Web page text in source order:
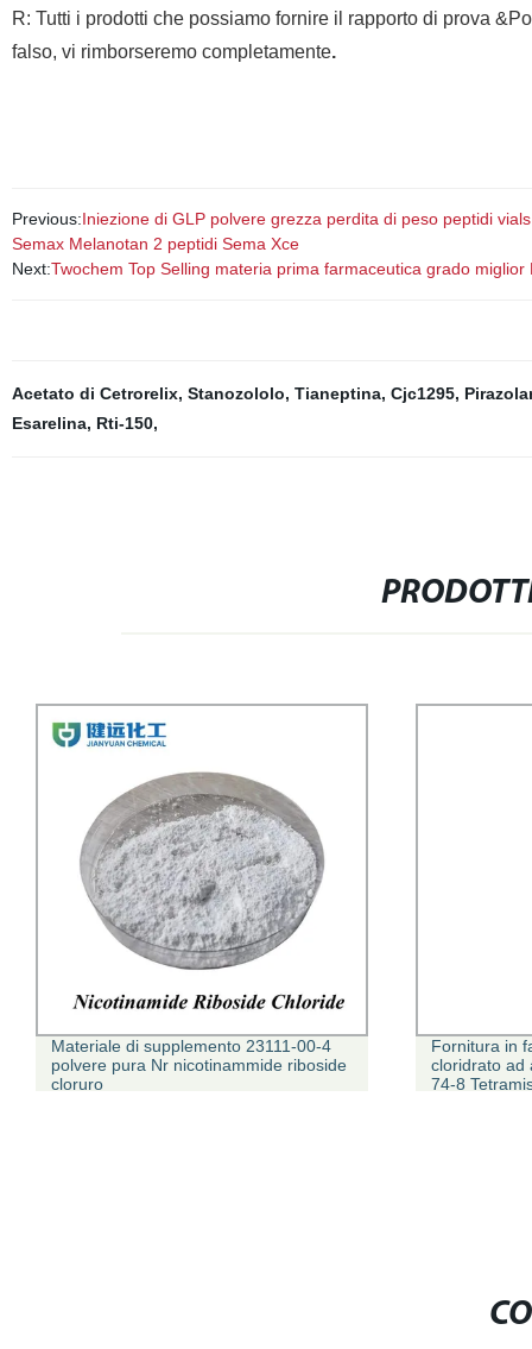
R: Tutti i prodotti che possiamo fornire il rapporto di prova
falso, vi rimborseremo completamente.
Previous:Iniezione di GLP polvere grezza perdita di peso peptidi
Semax Melanotan 2 peptidi Sema Xce
Next:Twochem Top Selling materia prima farmaceutica grado
Acetato di Cetrorelix, Stanozololo, Tianeptina, Cjc1295,
Esarelina, Rti-150,
23111-00-4
riboside
Fornitura in fabbrica Tetramisolo
cloridrato ad alta purezza CAS 5086-
74-8 Tetramisolo HCl / Tetramisole in